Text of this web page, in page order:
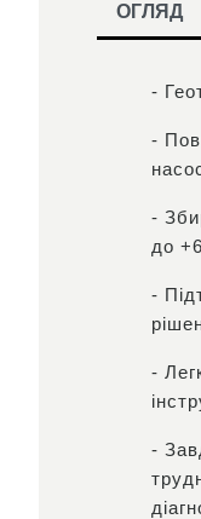
ОГЛЯД
-
-
-
до
-
-
-